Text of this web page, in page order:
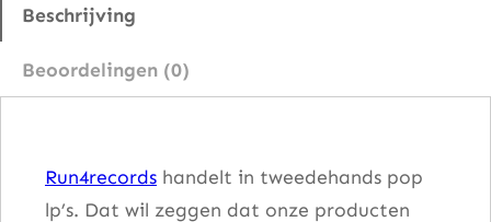
g
Beschrijving
Beoordelingen (0)
Run4records handelt in tweedehands pop
lp’s. Dat wil zeggen dat onze producten